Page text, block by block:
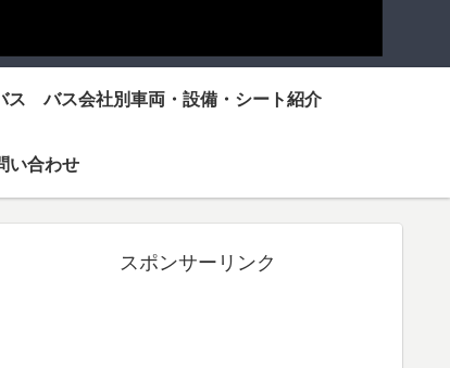
ス バス会社別車両・設備・シート紹介
い合わせ
スポンサーリンク